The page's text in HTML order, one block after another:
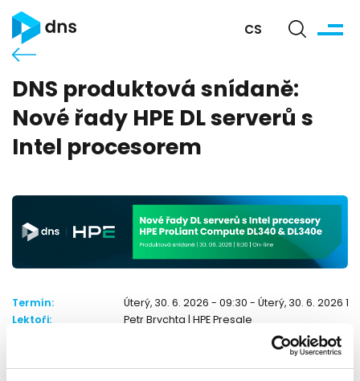
CS
DNS produktová snídaně:
Nové řady HPE DL serverů s
Intel procesorem
Termín: Úterý, 30. 6. 2026 - 09:30 - Úterý, 30. 6. 2026
Lektoři: Petr Brychta | HPE Presale
kdoubkova@dns.cz